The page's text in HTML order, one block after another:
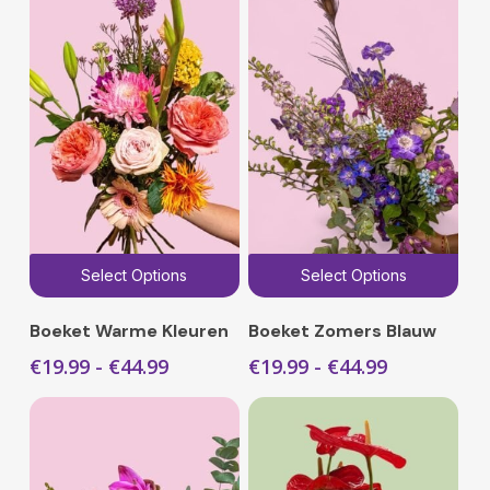
Select Options
product
heeft
variaties.
Deze
optie
kan
Boeket Warme Kleuren
€19.99 - €44.99Prijsklasse:
€44.99
Select Options
Boeket Zomers Blauw
€19.99 - €44.99